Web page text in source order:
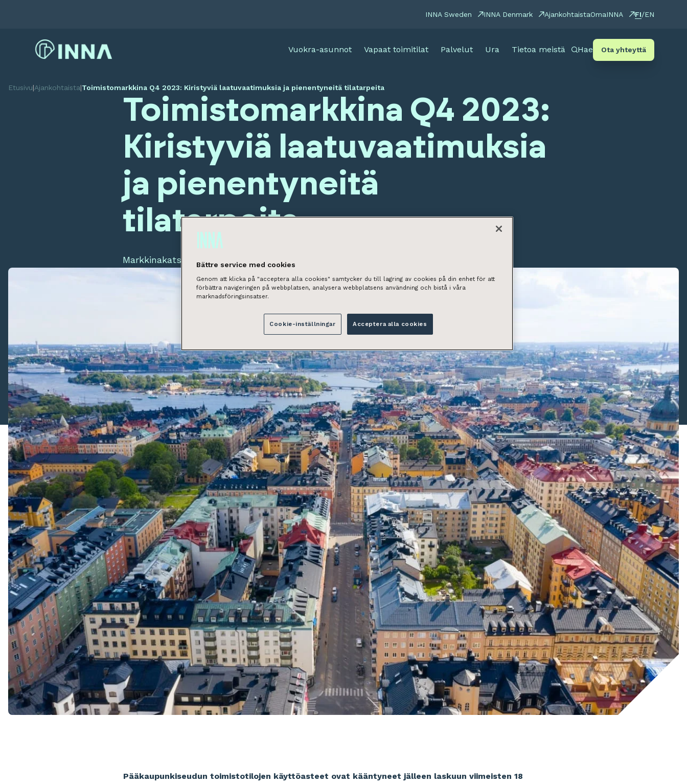
INNA Sweden INNA Denmark AjankohtaistaOmaINNA FI/EN
Vuokra-asunnot Vapaat toimitilat Palvelut Ura Tietoa meistä Hae Ota yhteyttä
Etusivu|Ajankohtaista|Toimistomarkkina Q4 2023: Kiristyviä laatuvaatimuksia ja pienentyneitä tilatarpeita
Toimistomarkkina Q4 2023:
Kiristyviä laatuvaatimuksia
ja pienentyneitä
tilatarpeita
Markkinakatsaukset 26.02.2024
Pääkaupunkiseudun toimistotilojen käyttöasteet ovat kääntyneet jälleen laskuun viimeisten 18
Bättre service med cookies
Genom att klicka på "acceptera alla cookies" samtycker du till lagring av cookies på din enhet för att
förbättra navigeringen på webbplatsen, analysera webbplatsens användning och bistå i våra
marknadsföringsinsatser.
Cookie-inställningar Acceptera alla cookies